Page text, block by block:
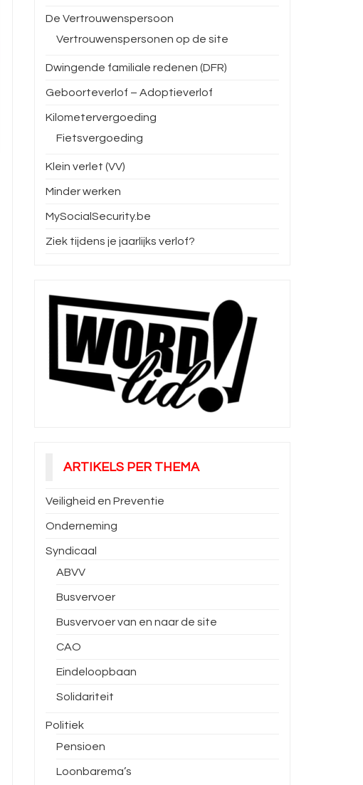
De Vertrouwenspersoon
Vertrouwenspersonen op de site
Dwingende familiale redenen (DFR)
Geboorteverlof – Adoptieverlof
Kilometervergoeding
Fietsvergoeding
Klein verlet (VV)
Minder werken
MySocialSecurity.be
Ziek tijdens je jaarlijks verlof?
ARTIKELS PER THEMA
Veiligheid en Preventie
Onderneming
Syndicaal
ABVV
Busvervoer
Busvervoer van en naar de site
CAO
Eindeloopbaan
Solidariteit
Politiek
Pensioen
Loonbarema’s